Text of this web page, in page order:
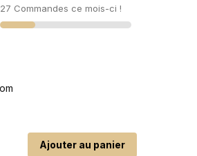
27 Commandes ce mois-ci !
Ajouter au panier